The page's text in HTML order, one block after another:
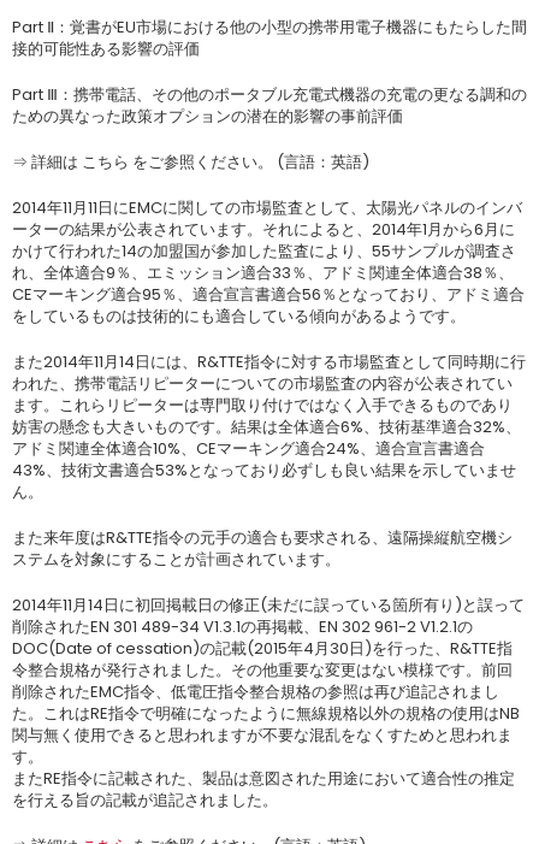
Part Ⅱ：覚書がEU市場における他の小型の携帯用電子機器にもたらした間
接的可能性ある影響の評価
Part Ⅲ：携帯電話、その他のポータブル充電式機器の充電の更なる調和の
ための異なった政策オプションの潜在的影響の事前評価
⇒ 詳細は こちら をご参照ください。 (言語：英語)
2014年11月11日にEMCに関しての市場監査として、太陽光パネルのインバ
ーターの結果が公表されています。それによると、2014年1月から6月に
かけて行われた14の加盟国が参加した監査により、55サンプルが調査さ
れ、全体適合9％、エミッション適合33％、アドミ関連全体適合38％、
CEマーキング適合95％、適合宣言書適合56％となっており、アドミ適合
をしているものは技術的にも適合している傾向があるようです。
また2014年11月14日には、R&TTE指令に対する市場監査として同時期に行
われた、携帯電話リピーターについての市場監査の内容が公表されてい
ます。これらリピーターは専門取り付けではなく入手できるものであり
妨害の懸念も大きいものです。結果は全体適合6%、技術基準適合32%、
アドミ関連全体適合10%、CEマーキング適合24%、適合宣言書適合
43%、技術文書適合53%となっており必ずしも良い結果を示していませ
ん。
また来年度はR&TTE指令の元手の適合も要求される、遠隔操縦航空機シ
ステムを対象にすることが計画されています。
2014年11月14日に初回掲載日の修正(未だに誤っている箇所有り)と誤って
削除されたEN 301 489-34 V1.3.1の再掲載、EN 302 961-2 V1.2.1の
DOC(Date of cessation)の記載(2015年4月30日)を行った、R&TTE指
令整合規格が発行されました。その他重要な変更はない模様です。前回
削除されたEMC指令、低電圧指令整合規格の参照は再び追記されまし
た。これはRE指令で明確になったように無線規格以外の規格の使用はNB
関与無く使用できると思われますが不要な混乱をなくすためと思われま
す。
またRE指令に記載された、製品は意図された用途において適合性の推定
を行える旨の記載が追記されました。